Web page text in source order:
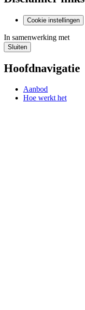
Cookie instellingen
In samenwerking met
Sluiten
Hoofdnavigatie
Aanbod
Hoe werkt het